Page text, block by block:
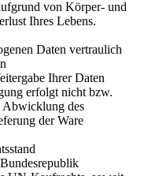
von Körper- und
Ihres Lebens.
Daten vertraulich
Ihrer Daten
erfolgt nicht bzw.
Abwicklung des
der Ware